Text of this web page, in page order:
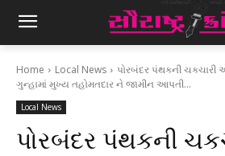
Home Local News
પોરબંદર પંથકની ચકચારી
ગુન્હામાં મુખ્ય તહોમતદાર ને જામીન આપતી...
Local News
પોરબંદર પંથકની